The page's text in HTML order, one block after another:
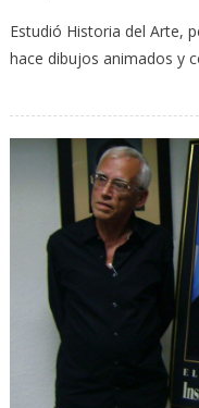
Estudió Historia del Arte,
hace dibujos animados y